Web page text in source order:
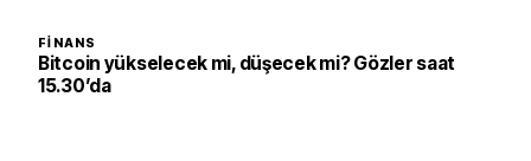
FINANS
Bitcoin yükselecek mi, düşecek mi? Gözler saat
15.30’da